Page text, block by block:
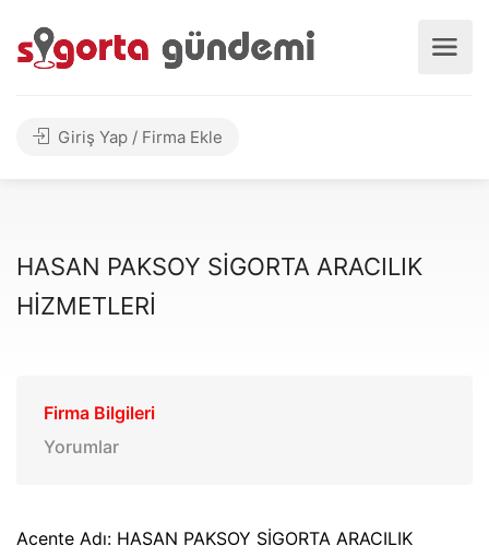
Giriş Yap / Firma Ekle
HASAN PAKSOY SİGORTA ARACILIK
HİZMETLERİ
Firma Bilgileri
Yorumlar
Acente Adı: HASAN PAKSOY SİGORTA ARACILIK